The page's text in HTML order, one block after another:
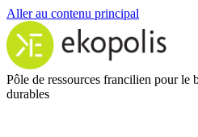
Aller au contenu principal
Pôle de ressources francilien pour le
durables